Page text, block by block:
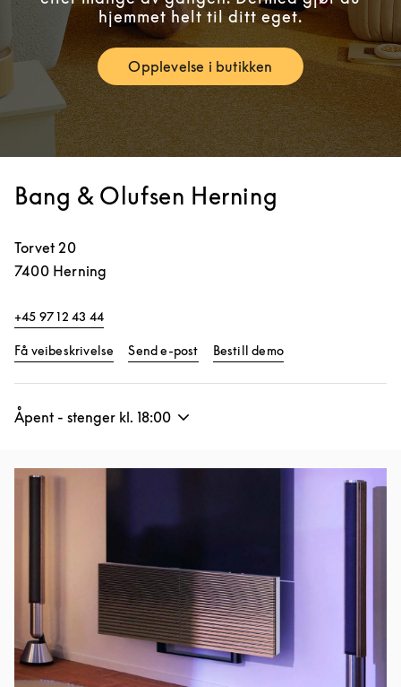
hjemmet helt til ditt eget.
Opplevelse i butikkenLink Opens in New Tab
Bang & Olufsen Herning
Torvet 20
7400 Herning
+45 97 12 43 44
Få veibeskrivelse Link Opens in New Tab
Send e-post Bestill demo
Åpent - stenger kl. 18:00
Bilde av arrangement